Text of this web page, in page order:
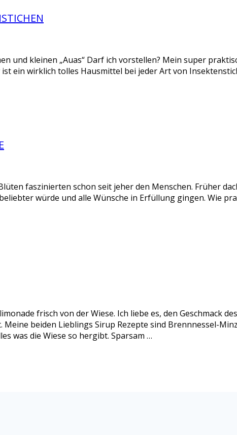
und kleinen „Auas“ Darf ich vorstellen? Mein super
ein wirklich tolles Hausmittel bei jeder Art von
faszinierten schon seit jeher den Menschen. Früher
würde und alle Wünsche in Erfüllung gingen. Wie
frisch von der Wiese. Ich liebe es, den Geschmack
beiden Lieblings Sirup Rezepte sind Brennnessel-
was die Wiese so hergibt. Sparsam …